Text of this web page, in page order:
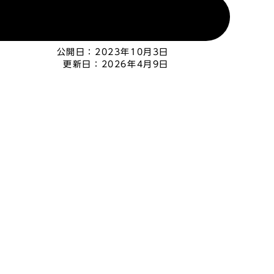
公開日： 2023年10月3日
更新日：
2026年4月9日